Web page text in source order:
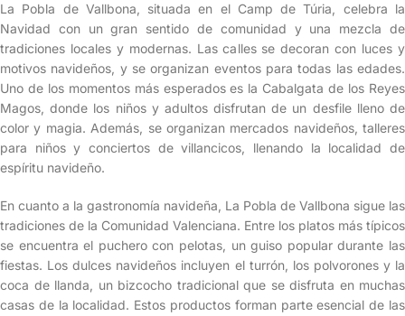
La Pobla de Vallbona, situada en el Camp de Túria, celebra la
Navidad con un gran sentido de comunidad y una mezcla de
tradiciones locales y modernas. Las calles se decoran con luces y
motivos navideños, y se organizan eventos para todas las edades.
Uno de los momentos más esperados es la Cabalgata de los Reyes
Magos, donde los niños y adultos disfrutan de un desfile lleno de
color y magia. Además, se organizan mercados navideños, talleres
para niños y conciertos de villancicos, llenando la localidad de
espíritu navideño.
En cuanto a la gastronomía navideña, La Pobla de Vallbona sigue las
tradiciones de la Comunidad Valenciana. Entre los platos más típicos
se encuentra el puchero con pelotas, un guiso popular durante las
fiestas. Los dulces navideños incluyen el turrón, los polvorones y la
coca de llanda, un bizcocho tradicional que se disfruta en muchas
casas de la localidad. Estos productos forman parte esencial de las